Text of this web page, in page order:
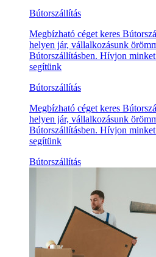
Bútorszállítás
Megbízható céget keres
helyen jár, vállalkozásunk
Bútorszállításben. Hívjon
segítünk
Bútorszállítás
Megbízható céget keres
helyen jár, vállalkozásunk
Bútorszállításben. Hívjon
segítünk
Bútorszállítás